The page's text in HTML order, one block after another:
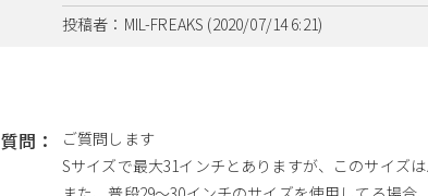
投稿者：MIL-FREAKS (2020/07/14 6:21)
質問：
ご質問します
Sサイズで最大31インチとありますが、このサイズ